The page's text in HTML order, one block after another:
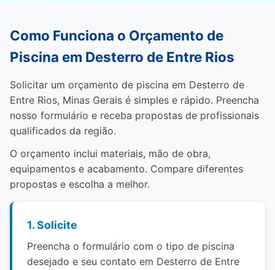
Como Funciona o Orçamento de
Piscina em Desterro de Entre Rios
Solicitar um orçamento de piscina em Desterro de
Entre Rios, Minas Gerais é simples e rápido. Preencha
nosso formulário e receba propostas de profissionais
qualificados da região.
O orçamento inclui materiais, mão de obra,
equipamentos e acabamento. Compare diferentes
propostas e escolha a melhor.
1. Solicite
Preencha o formulário com o tipo de piscina
desejado e seu contato em Desterro de Entre